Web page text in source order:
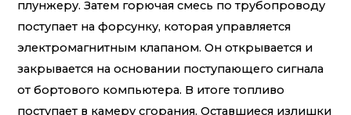
плунжеру. Затем горючая смесь по трубопроводу
поступает на форсунку, которая управляется
электромагнитным клапаном. Он открывается и
закрывается на основании поступающего сигнала
от бортового компьютера. В итоге топливо
поступает в камеру сгорания. Оставшиеся излишки